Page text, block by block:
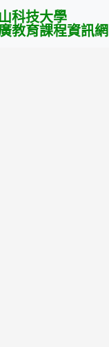
科技大學
教育課程資訊網